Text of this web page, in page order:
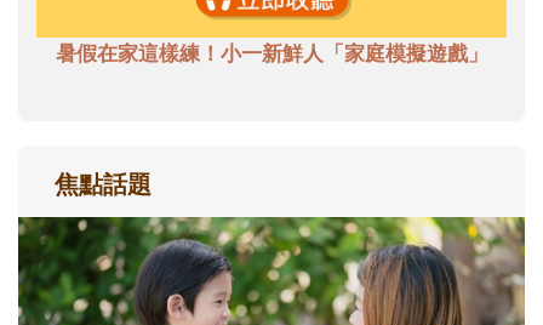
暑假在家這樣練！小一新鮮人「家庭模擬遊戲」
焦點話題
和孩子一起長大的那個男人│讀懂父親的